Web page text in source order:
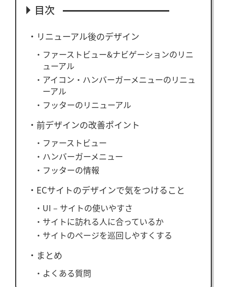
目次
リニューアル後のデザイン
ファーストビュー&ナビゲーションのリニ
ューアル
アイコン・ハンバーガーメニューのリニュ
ーアル
フッターのリニューアル
前デザインの改善ポイント
ファーストビュー
ハンバーガーメニュー
フッターの情報
ECサイトのデザインで気をつけること
UI – サイトの使いやすさ
サイトに訪れる人に合っているか
サイトのページを巡回しやすくする
まとめ
よくある質問